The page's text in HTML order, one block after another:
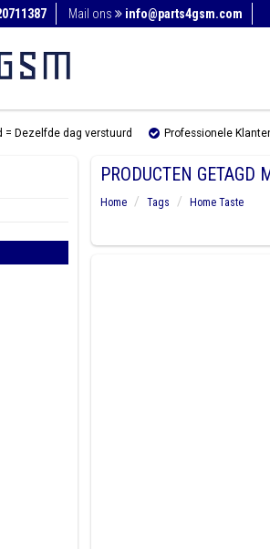
Mail ons info@parts4gsm.com
= Dezelfde dag verstuurd Professionele
PRODUCTEN GETAGD
Home Tags
Home Taste